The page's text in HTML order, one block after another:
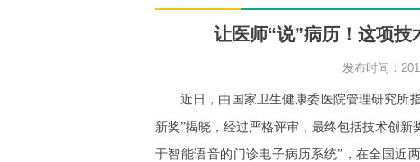
让医师“说”病历！这项
发布时间：
近日，由国家卫生健康委医院管理研究所
新奖”揭晓，经过严格评审，最终包括技术创
于智能语音的门诊电子病历系统”，在全国近